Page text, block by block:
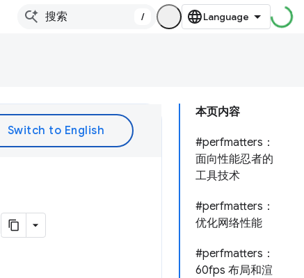
/
本页内容
#perfmatters：
面向性能忍者的
工具技术
#perfmatters：
优化网络性能
#perfmatters：
60fps 布局和渲